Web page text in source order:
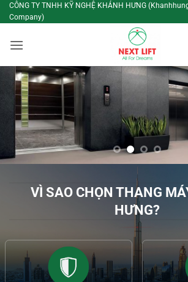
Bỏ
qua
dung
CÔNG TY TNHH KỸ NGHỆ KHÁNH HƯNG
Company)
VÌ SAO CHỌN THANG
HƯNG?